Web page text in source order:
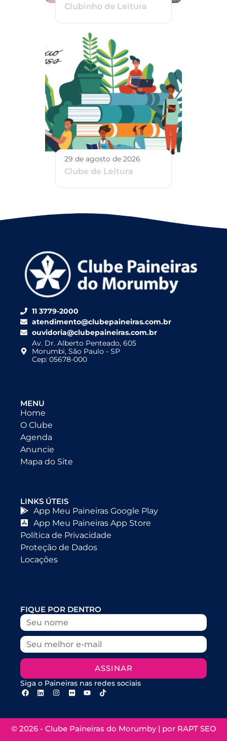
Clubinho de Leitura
29 de agosto de 2026
Clube de Leitura
11 3779-2000
atendimento@clubepaineiras.com.br
ouvidoria@clubepaineiras.com.br
Av. Dr. Alberto Penteado, 605
Morumbi, São Paulo - SP
Cep: 05678-000
MENU
Home
O Clube
Agenda
Anuncie
Mapa do Site
LINKS ÚTEIS
App Meu Paineiras Google Play
App Meu Paineiras App Store
Política de Privacidade
Proteção de Dados
Locações
FIQUE POR DENTRO
ASSINAR
Siga o Paineiras nas redes sociais
© 2026 - Clube Paineiras do Morumby | por RAPT SEO